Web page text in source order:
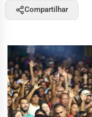
Compartilhar